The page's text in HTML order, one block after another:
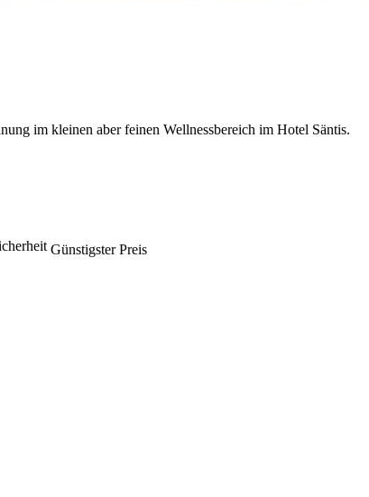
im kleinen aber feinen Wellnessbereich im Hotel Säntis.
Günstigster Preis